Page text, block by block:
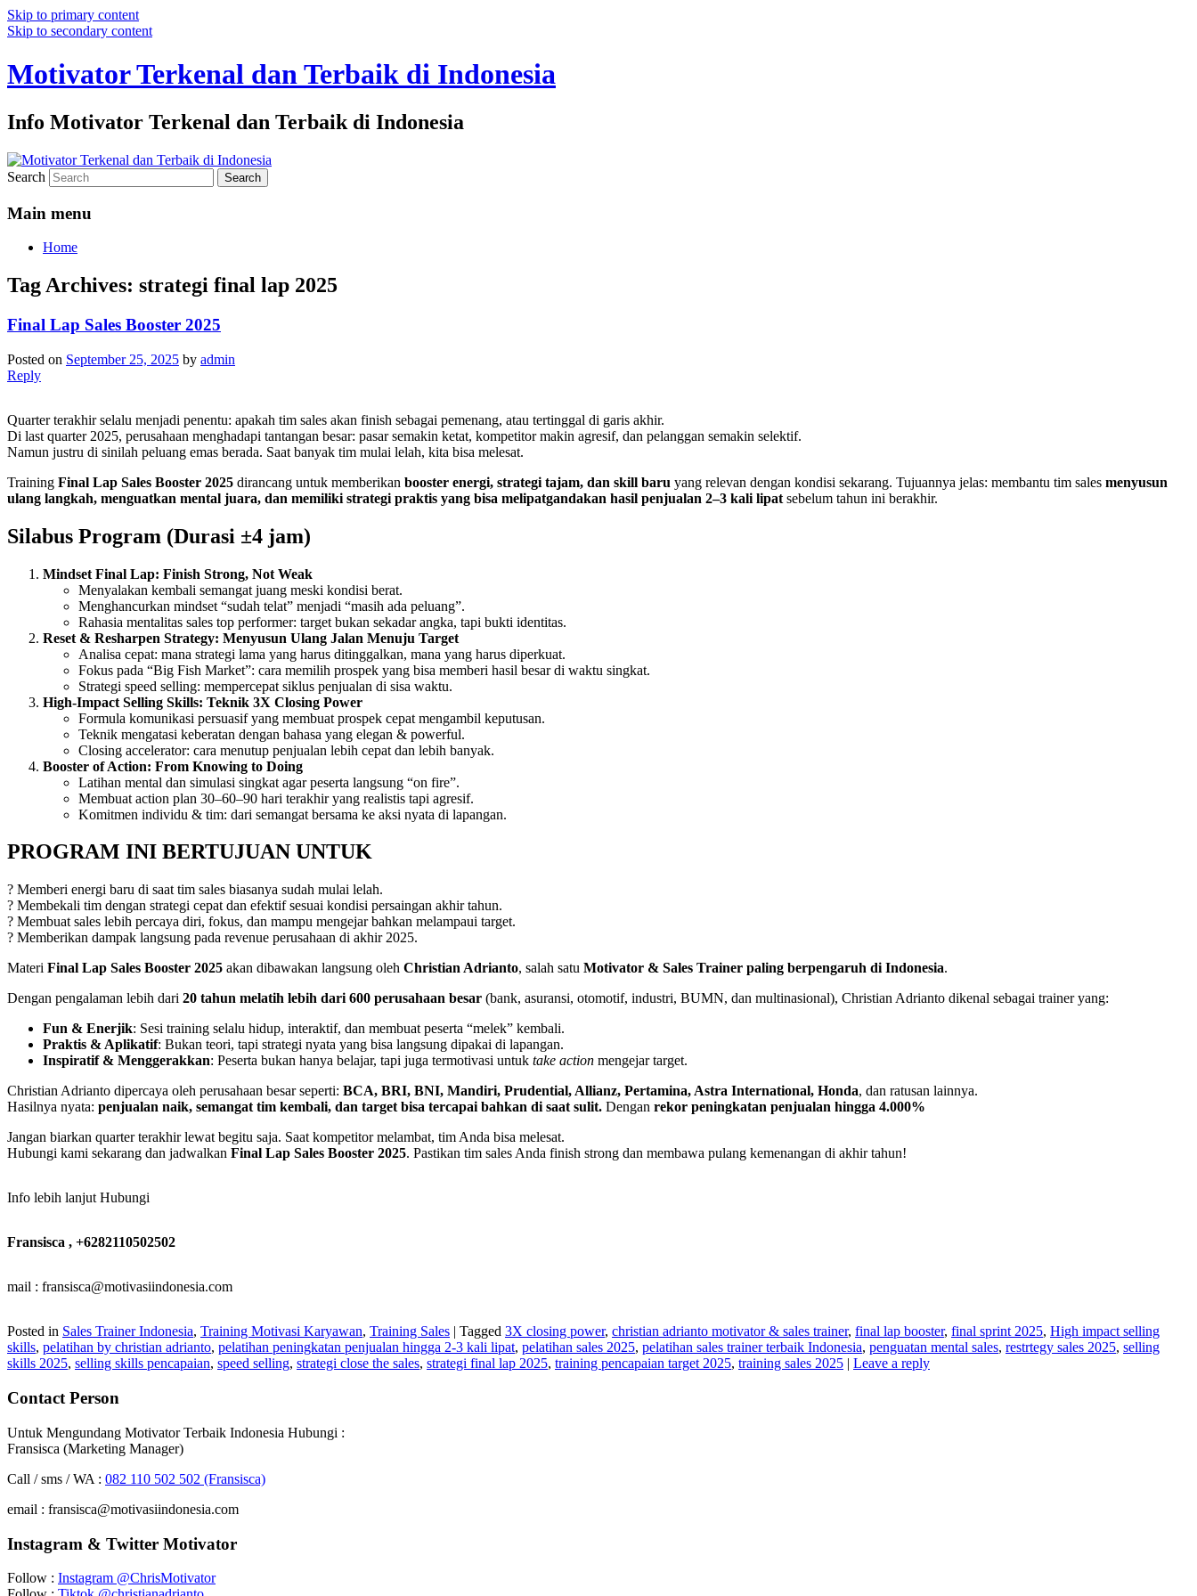
Skip to primary content
Skip to secondary content
Motivator Terkenal dan Terbaik di Indonesia
Info Motivator Terkenal dan Terbaik di Indonesia
Search
Main menu
Home
Tag Archives: strategi final lap 2025
Final Lap Sales Booster 2025
Posted on September 25, 2025 by admin
Reply
Quarter terakhir selalu menjadi penentu: apakah tim sales akan finish sebagai pemenang, atau tertinggal di garis akhir.
Di last quarter 2025, perusahaan menghadapi tantangan besar: pasar semakin ketat, kompetitor makin agresif, dan pelanggan semakin selektif.
Namun justru di sinilah peluang emas berada. Saat banyak tim mulai lelah, kita bisa melesat.
Training Final Lap Sales Booster 2025 dirancang untuk memberikan booster energi, strategi tajam, dan skill baru yang relevan dengan kondisi sekarang. Tujuannya jelas: membantu tim sales menyusun
ulang langkah, menguatkan mental juara, dan memiliki strategi praktis yang bisa melipatgandakan hasil penjualan 2–3 kali lipat sebelum tahun ini berakhir.
Silabus Program (Durasi ±4 jam)
Mindset Final Lap: Finish Strong, Not Weak
Menyalakan kembali semangat juang meski kondisi berat.
Menghancurkan mindset “sudah telat” menjadi “masih ada peluang”.
Rahasia mentalitas sales top performer: target bukan sekadar angka, tapi bukti identitas.
Reset & Resharpen Strategy: Menyusun Ulang Jalan Menuju Target
Analisa cepat: mana strategi lama yang harus ditinggalkan, mana yang harus diperkuat.
Fokus pada “Big Fish Market”: cara memilih prospek yang bisa memberi hasil besar di waktu singkat.
Strategi speed selling: mempercepat siklus penjualan di sisa waktu.
High-Impact Selling Skills: Teknik 3X Closing Power
Formula komunikasi persuasif yang membuat prospek cepat mengambil keputusan.
Teknik mengatasi keberatan dengan bahasa yang elegan & powerful.
Closing accelerator: cara menutup penjualan lebih cepat dan lebih banyak.
Booster of Action: From Knowing to Doing
Latihan mental dan simulasi singkat agar peserta langsung “on fire”.
Membuat action plan 30–60–90 hari terakhir yang realistis tapi agresif.
Komitmen individu & tim: dari semangat bersama ke aksi nyata di lapangan.
PROGRAM INI BERTUJUAN UNTUK
? Memberi energi baru di saat tim sales biasanya sudah mulai lelah.
? Membekali tim dengan strategi cepat dan efektif sesuai kondisi persaingan akhir tahun.
? Membuat sales lebih percaya diri, fokus, dan mampu mengejar bahkan melampaui target.
? Memberikan dampak langsung pada revenue perusahaan di akhir 2025.
Materi Final Lap Sales Booster 2025 akan dibawakan langsung oleh Christian Adrianto, salah satu Motivator & Sales Trainer paling berpengaruh di Indonesia.
Dengan pengalaman lebih dari 20 tahun melatih lebih dari 600 perusahaan besar (bank, asuransi, otomotif, industri, BUMN, dan multinasional), Christian Adrianto dikenal sebagai trainer yang:
Fun & Enerjik: Sesi training selalu hidup, interaktif, dan membuat peserta “melek” kembali.
Praktis & Aplikatif: Bukan teori, tapi strategi nyata yang bisa langsung dipakai di lapangan.
Inspiratif & Menggerakkan: Peserta bukan hanya belajar, tapi juga termotivasi untuk take action mengejar target.
Christian Adrianto dipercaya oleh perusahaan besar seperti: BCA, BRI, BNI, Mandiri, Prudential, Allianz, Pertamina, Astra International, Honda, dan ratusan lainnya.
Hasilnya nyata: penjualan naik, semangat tim kembali, dan target bisa tercapai bahkan di saat sulit. Dengan rekor peningkatan penjualan hingga 4.000%
Jangan biarkan quarter terakhir lewat begitu saja. Saat kompetitor melambat, tim Anda bisa melesat.
Hubungi kami sekarang dan jadwalkan Final Lap Sales Booster 2025. Pastikan tim sales Anda finish strong dan membawa pulang kemenangan di akhir tahun!
Info lebih lanjut Hubungi
Fransisca , +6282110502502
mail : fransisca@motivasiindonesia.com
Posted in Sales Trainer Indonesia, Training Motivasi Karyawan, Training Sales | Tagged 3X closing power, christian adrianto motivator & sales trainer, final lap booster, final sprint 2025, High impact selling
skills, pelatihan by christian adrianto, pelatihan peningkatan penjualan hingga 2-3 kali lipat, pelatihan sales 2025, pelatihan sales trainer terbaik Indonesia, penguatan mental sales, restrtegy sales 2025, selling
skills 2025, selling skills pencapaian, speed selling, strategi close the sales, strategi final lap 2025, training pencapaian target 2025, training sales 2025 | Leave a reply
Contact Person
Untuk Mengundang Motivator Terbaik Indonesia Hubungi :
Fransisca (Marketing Manager)
Call / sms / WA : 082 110 502 502 (Fransisca)
email : fransisca@motivasiindonesia.com
Instagram & Twitter Motivator
Follow : Instagram @ChrisMotivator